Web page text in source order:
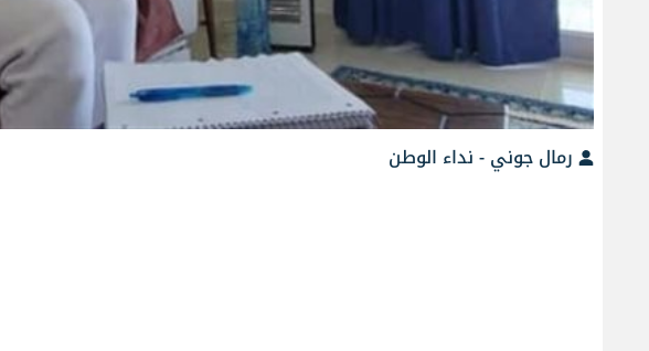
رمال جوني - نداء الوطن